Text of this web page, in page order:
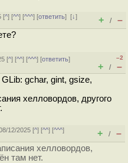
[^] [^^] [^^^] [ответить][↓]
+ / –
[^] [^^] [^^^] [ответить]
–2
+ / –
gchar, gint, gsize,
хелловордов, другого
12/2025 [^] [^^] [^^^]
+ / –
хелловордов,
там нет.